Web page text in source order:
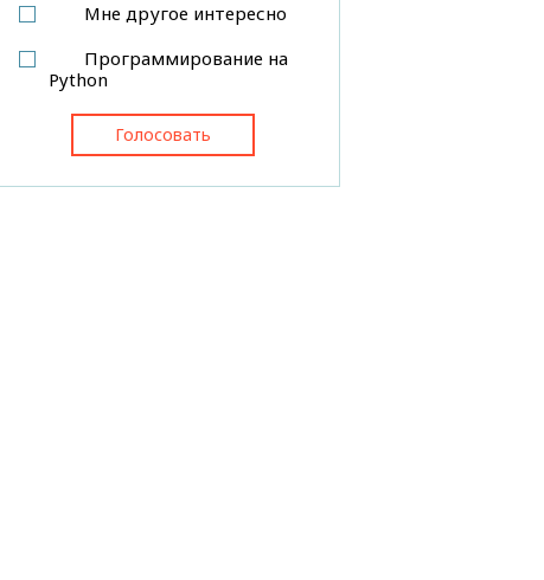
Мне другое интересно
Программирование на
Python